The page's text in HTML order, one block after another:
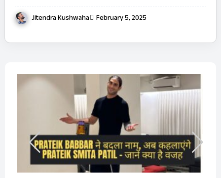
Jitendra Kushwaha February 5, 2025